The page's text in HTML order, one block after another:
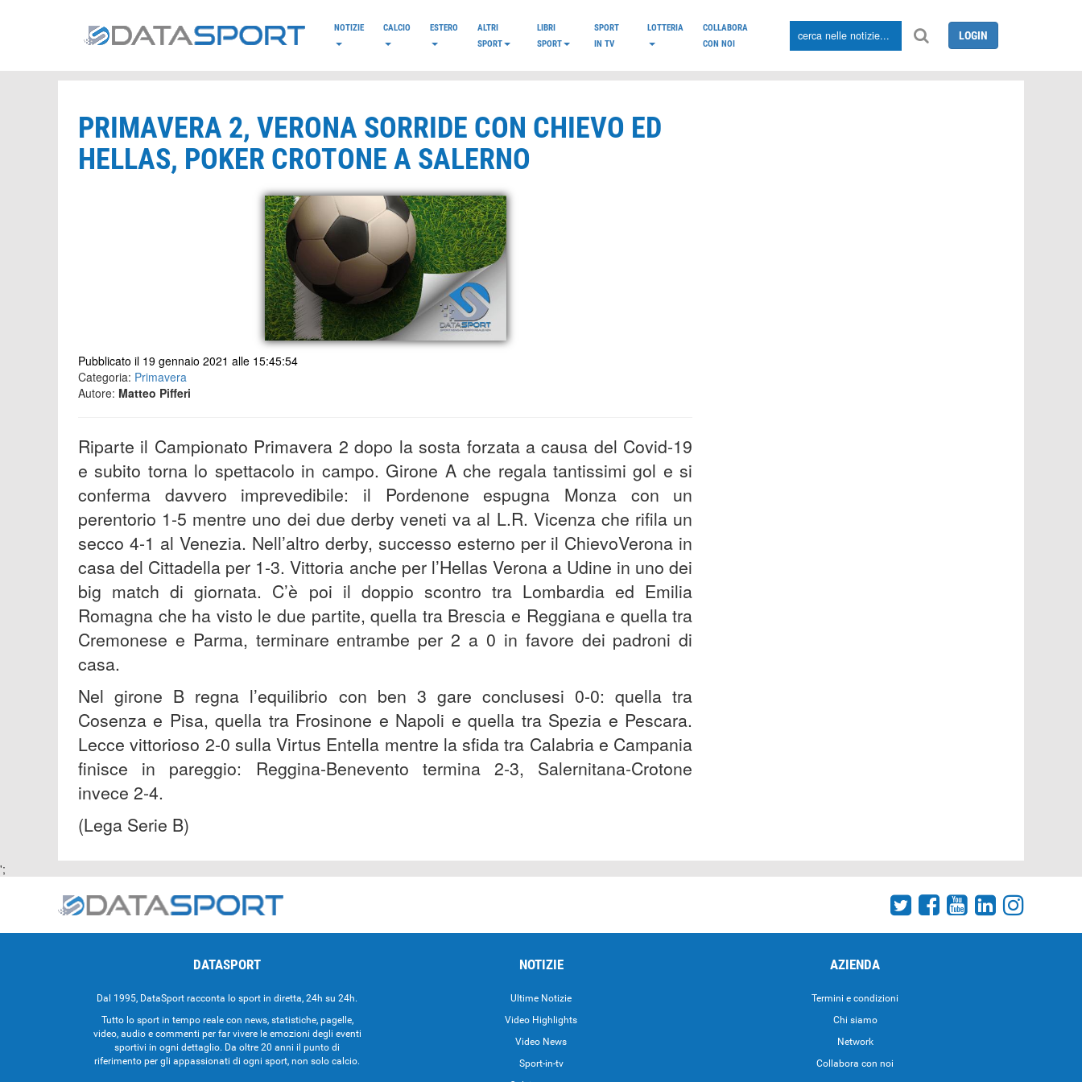
NOTIZIE CALCIO ESTERO
ALTRI
SPORT
LIBRI
SPORT
SPORT
IN TV
LOTTERIA
COLLABORA
CON NOI
LOGIN
PRIMAVERA 2, VERONA SORRIDE CON CHIEVO ED
HELLAS, POKER CROTONE A SALERNO
Pubblicato il 19 gennaio 2021 alle 15:45:54
Categoria: Primavera
Autore: Matteo Pifferi
Riparte il Campionato Primavera 2 dopo la sosta forzata a causa del Covid-19
e subito torna lo spettacolo in campo. Girone A che regala tantissimi gol e si
conferma davvero imprevedibile: il Pordenone espugna Monza con un
perentorio 1-5 mentre uno dei due derby veneti va al L.R. Vicenza che rifila un
secco 4-1 al Venezia. Nell’altro derby, successo esterno per il ChievoVerona in
casa del Cittadella per 1-3. Vittoria anche per l’Hellas Verona a Udine in uno dei
big match di giornata. C’è poi il doppio scontro tra Lombardia ed Emilia
Romagna che ha visto le due partite, quella tra Brescia e Reggiana e quella tra
Cremonese e Parma, terminare entrambe per 2 a 0 in favore dei padroni di
casa.
Nel girone B regna l’equilibrio con ben 3 gare conclusesi 0-0: quella tra
Cosenza e Pisa, quella tra Frosinone e Napoli e quella tra Spezia e Pescara.
Lecce vittorioso 2-0 sulla Virtus Entella mentre la sfida tra Calabria e Campania
finisce in pareggio: Reggina-Benevento termina 2-3, Salernitana-Crotone
invece 2-4.
(Lega Serie B)
';
DATASPORT
Dal 1995, DataSport racconta lo sport in diretta, 24h su 24h.
Tutto lo sport in tempo reale con news, statistiche, pagelle,
video, audio e commenti per far vivere le emozioni degli eventi
sportivi in ogni dettaglio. Da oltre 20 anni il punto di
riferimento per gli appassionati di ogni sport, non solo calcio.
NOTIZIE
Ultime Notizie
Video Highlights
Video News
Sport-in-tv
AZIENDA
Termini e condizioni
Chi siamo
Network
Collabora con noi